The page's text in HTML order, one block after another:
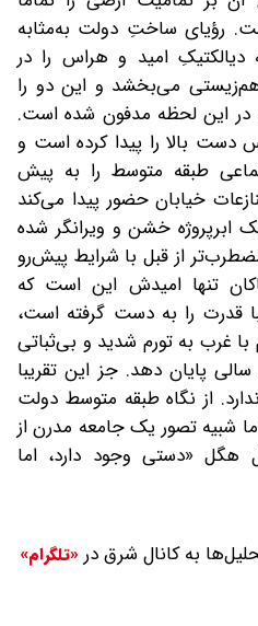
رؤیای ساختِ دولت به‌مثابه
دیالکتیکِ امید و هراس را در
‌هم‌زیستی می‌بخشد و این دو را
در این لحظه مدفون ‌شده است.
دست بالا را پیدا کرده است و
طبقه متوسط را به‌ پیش
خیابان حضور پیدا می‌کند
یک ابرپروژه خشن و ویرانگر شده
از قبل با شرایط پیش‌رو
تنها امیدش این است که
قدرت را به دست گرفته است،
غرب به تورم شدید و بی‌ثباتی
پایان دهد. جز این تقریبا
از نگاه طبقه متوسط دولت
شبیه تصور یک جامعه مدرن از
«دستی وجود دارد، اما
به کانال شرق در «تلگرام»